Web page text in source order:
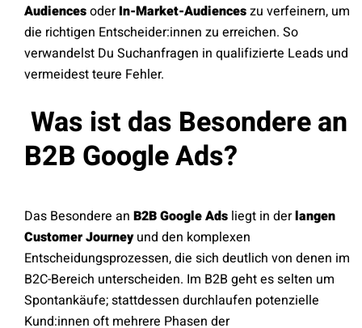
AudiencesoderIn-Market-Audienceszu verfeinern, um
die richtigen Entscheider:innen zu erreichen. So
verwandelst Du Suchanfragen in qualifizierte Leads und
vermeidest teure Fehler.
Was ist das Besondere an
B2B Google Ads?
Das Besondere an B2B Google Ads liegt in derlangen
Customer Journeyund den komplexen
Entscheidungsprozessen, die sich deutlich von denen im
B2C-Bereich unterscheiden. Im B2B geht es selten um
Spontankäufe; stattdessen durchlaufen potenzielle
Kund:innen oft mehrere Phasen der